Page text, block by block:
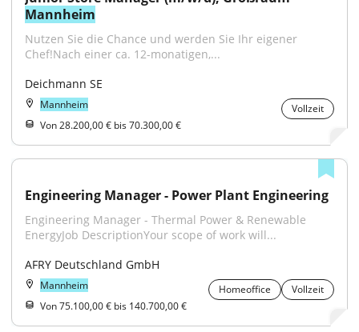
Mannheim
Nutzen Sie die Chance und werden Sie Ihr eigener
Chef!Nach einer ca. 12-monatigen,...
Deichmann SE
Mannheim
Vollzeit
Von 28.200,00 € bis 70.300,00 €
Engineering Manager - Power Plant Engineering
Engineering Manager - Thermal Power & Renewable
EnergyJob DescriptionYour scope of work will...
AFRY Deutschland GmbH
Mannheim Homeoffice
Vollzeit
Von 75.100,00 € bis 140.700,00 €